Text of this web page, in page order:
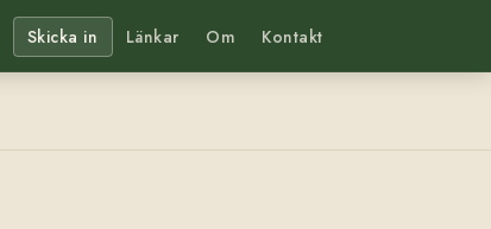
Skicka in Länkar Om Kontakt